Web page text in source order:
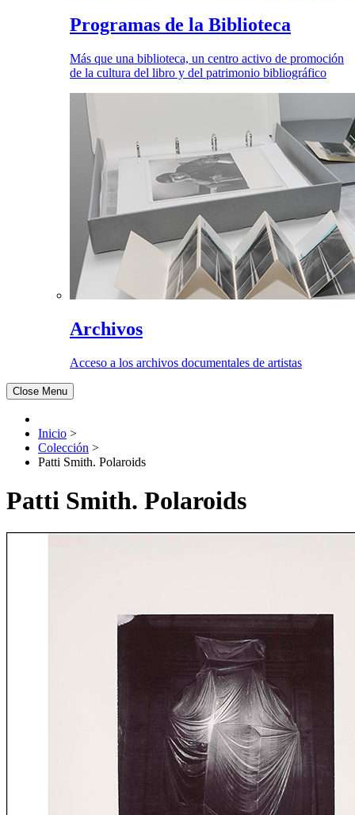
Programas de la Biblioteca
Más que una biblioteca, un centro activo de promoción
de la cultura del libro y del patrimonio bibliográfico
Archivos
Acceso a los archivos documentales de artistas
Close Menu
Inicio >
Colección >
Patti Smith. Polaroids
Patti Smith. Polaroids